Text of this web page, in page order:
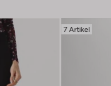
7 Artikel